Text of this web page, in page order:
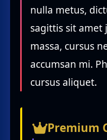
nulla metus,
sagittis sit amet
massa, cursus
accumsan mi.
cursus aliquet.
Premium